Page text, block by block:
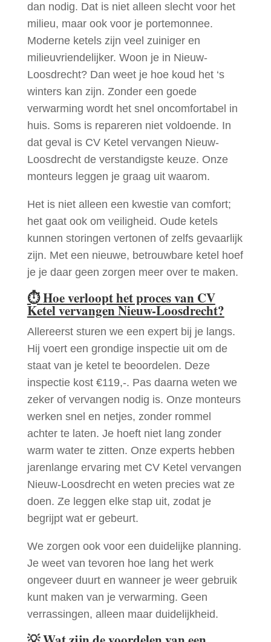
dan nodig. Dat is niet alleen slecht voor het
milieu, maar ook voor je portemonnee.
Moderne ketels zijn veel zuiniger en
milieuvriendelijker. Woon je in Nieuw-
Loosdrecht? Dan weet je hoe koud het ‘s
winters kan zijn. Zonder een goede
verwarming wordt het snel oncomfortabel in
huis. Soms is repareren niet voldoende. In
dat geval is CV Ketel vervangen Nieuw-
Loosdrecht de verstandigste keuze. Onze
monteurs leggen je graag uit waarom.
Het is niet alleen een kwestie van comfort;
het gaat ook om veiligheid. Oude ketels
kunnen storingen vertonen of zelfs gevaarlijk
zijn. Met een nieuwe, betrouwbare ketel hoef
je je daar geen zorgen meer over te maken.
⏱Hoe verloopt het proces van CV
Ketel vervangen Nieuw-Loosdrecht?
Allereerst sturen we een expert bij je langs.
Hij voert een grondige inspectie uit om de
staat van je ketel te beoordelen. Deze
inspectie kost €119,-. Pas daarna weten we
zeker of vervangen nodig is. Onze monteurs
werken snel en netjes, zonder rommel
achter te laten. Je hoeft niet lang zonder
warm water te zitten. Onze experts hebben
jarenlange ervaring met CV Ketel vervangen
Nieuw-Loosdrecht en weten precies wat ze
doen. Ze leggen elke stap uit, zodat je
begrijpt wat er gebeurt.
We zorgen ook voor een duidelijke planning.
Je weet van tevoren hoe lang het werk
ongeveer duurt en wanneer je weer gebruik
kunt maken van je verwarming. Geen
verrassingen, alleen maar duidelijkheid.